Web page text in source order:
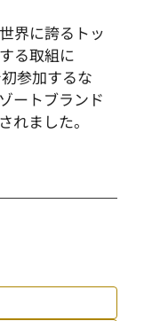
界に誇るトッ
る取組に
初参加するな
ートブランド
れました。